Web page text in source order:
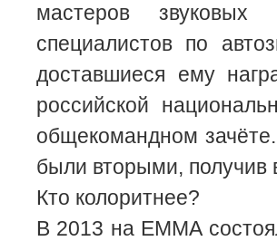
мастеров
специалистов по
доставшиеся ему
российской
общекомандном
были вторыми, получив
Кто колоритнее?
В 2013 на EMMA